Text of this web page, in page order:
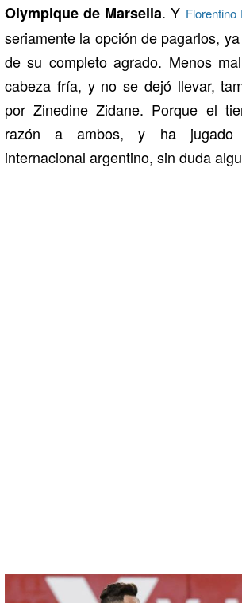
Olympique de Marsella. Y Florentino
seriamente la opción de pagarlos,
de su completo agrado. Menos
cabeza fría, y no se dejó llevar,
por Zinedine Zidane. Porque el
razón a ambos, y ha
internacional argentino, sin duda